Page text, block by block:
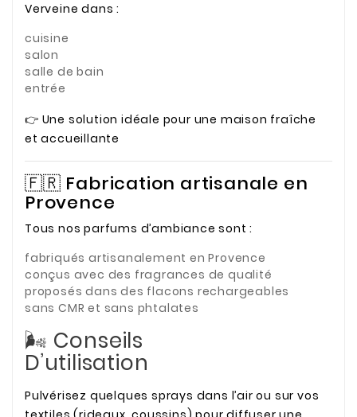
Verveine dans :
cuisine
salon
salle de bain
entrée
👉 Une solution idéale pour une maison fraîche
et accueillante
🇫🇷 Fabrication artisanale en
Provence
Tous nos parfums d’ambiance sont :
fabriqués artisanalement en Provence
conçus avec des fragrances de qualité
proposés dans des flacons rechargeables
sans CMR et sans phtalates
🌬️ Conseils
D’utilisation
Pulvérisez quelques sprays dans l’air ou sur vos